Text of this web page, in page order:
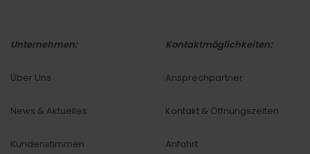
Unternehmen:
Über Uns
News & Aktuelles
Kundenstimmen
Kontaktmöglichkeiten:
Ansprechpartner
Kontakt & Öffnungszeiten
Anfahrt